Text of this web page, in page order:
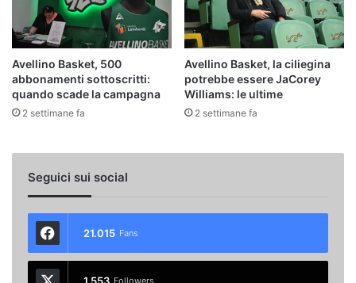
Avellino Basket, 500
abbonamenti sottoscritti:
quando scade la campagna
2 settimane fa
Avellino Basket, la ciliegina
potrebbe essere JaCorey
Williams: le ultime
2 settimane fa
Seguici sui social
21.015 Fans
Followers